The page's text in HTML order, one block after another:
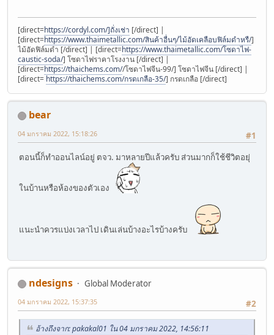
[direct=https://cordyl.com/]ถั่งเช่า [/direct] |
[direct=https://www.thaimetallic.com/สินค้าอื่นๆ/ไม้อัดเคลือบฟิล์มดำหรื/]
ไม้อัดฟิล์มดำ [/direct] | [direct=https://www.thaimetallic.com/โซดาไฟ-
caustic-soda/] โซดาไฟราคาโรงงาน [/direct] |
[direct=https://thaichems.com//โซดาไฟจีน-99/] โซดาไฟจีน [/direct] |
[direct= https://thaichems.com/กรดเกลือ-35/] กรดเกลือ [/direct]
bear
#1
04 มกราคม 2022, 15:18:26
ตอนนี้ก็ทำออนไลน์อยู่ ตจว. มาหลายปีแล้วครับ ส่วนมากก็ใช้ชีวิตอยุ่
ในบ้านหรือห้องของตัวเอง
แนะนำควรแบ่งเวลาไป เดินเล่นบ้างอะไรบ้างครับ
ndesigns
Global Moderator
#2
04 มกราคม 2022, 15:37:35
อ้างถึงจาก: pakakal01 ใน 04 มกราคม 2022, 14:56:11